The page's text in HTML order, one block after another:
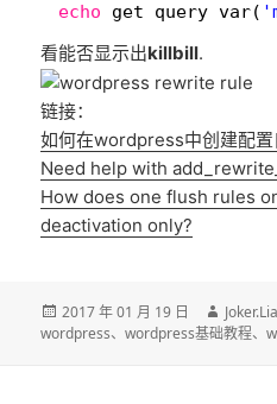
1
echo get_query_var(
看能否显示出killbill.
链接：
如何在wordpress中创建配置
Need help with
How does one flush rules
deactivation only?
发
布
2017 年 01 月 19 日
作
者
wordpress、wordpress基础教程、